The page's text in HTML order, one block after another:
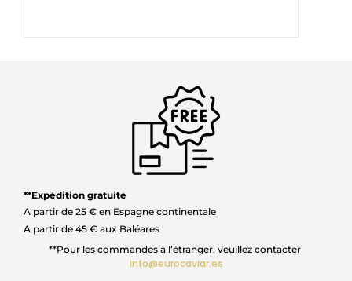
**Expédition gratuite
A partir de 25 € en Espagne continentale
A partir de 45 € aux Baléares
**Pour les commandes à l’étranger, veuillez contacter
info@eurocaviar.es